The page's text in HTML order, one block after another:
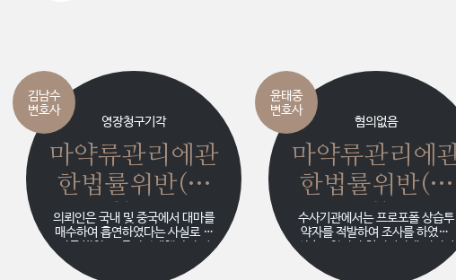
김남수
변호사
영장청구기각
마약류관리에관
한법률위반(대
마) 등
의뢰인은 국내 및 중국에서 대마를
매수하여 흡연하였다는 사실로 수
점이 있음에도 불구하고 이에 관하
여 진술을 거부한다는 것을 주된
윤태중
변호사
혐의없음
마약류관리에
한법률위반(향
정)
수사기관에서는 프로포폴 상습투
약자를 적발하여 조사를 하였고,
이 운영하는 병원에 자주 방문하여
시술을 한 사실을 인지하고 업무